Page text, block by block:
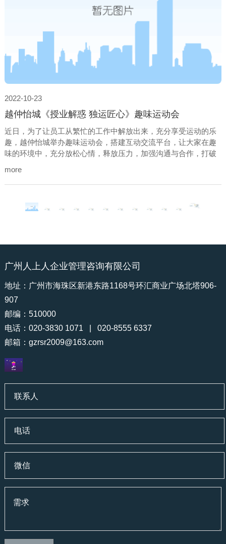
2022-10-23
越仲怡城《授业解惑 独运匠心》趣味运动会
近日，为了让员工从繁忙的工作中解放出来，充分享受运动的乐
趣，越仲怡城举办趣味运动会，搭建互动交流平台，让大家在趣
味的环境中，充分放松心情，释放压力，加强沟通与合作，打破
more
广州人上人企业管理咨询有限公司
地址：广州市海珠区新港东路1168号环汇商业广场北塔906-
907
邮编：510000
电话：020-3830 1071 | 020-8555 6337
邮箱： gzrsr2009@163.com